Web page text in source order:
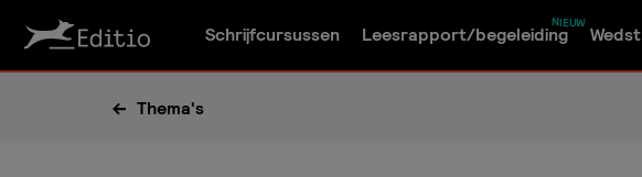
Schrijfcursussen Leesrapport/begeleiding
Thema's